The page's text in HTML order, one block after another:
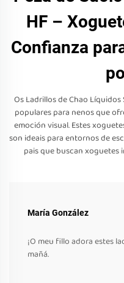
HF –
Confianza
Os Ladrillos de Chao
populares para nenos que
emoción visual. Estes
son ideais para entornos de
pais que buscan xoguetes
María González
¡O meu fillo adora estes
mañá.